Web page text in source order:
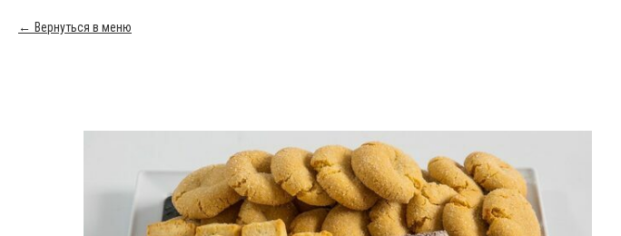
Вернуться в меню